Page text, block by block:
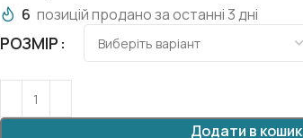
6 позицій продано за останні 3 дні
РОЗМІР
Додати в кошик